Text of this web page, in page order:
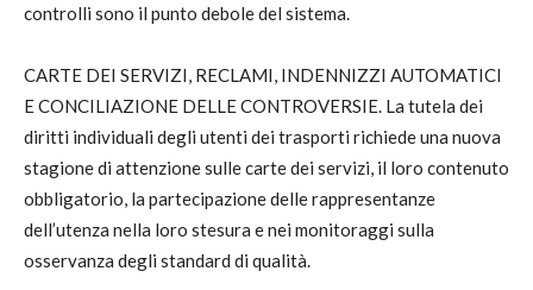
controlli sono il punto debole del sistema.
CARTE DEI SERVIZI, RECLAMI, INDENNIZZI AUTOMATICI
E CONCILIAZIONE DELLE CONTROVERSIE. La tutela dei
diritti individuali degli utenti dei trasporti richiede una nuova
stagione di attenzione sulle carte dei servizi, il loro contenuto
obbligatorio, la partecipazione delle rappresentanze
dell’utenza nella loro stesura e nei monitoraggi sulla
osservanza degli standard di qualità.